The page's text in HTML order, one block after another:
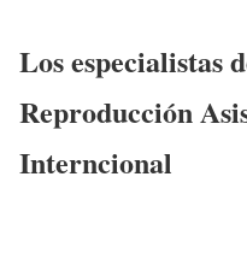
Los especialistas
Reproducción
Interncional